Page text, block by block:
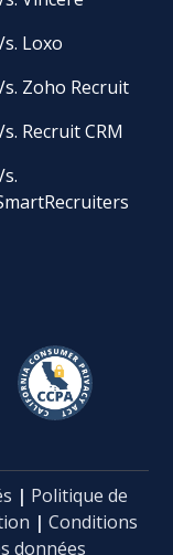
Loxo
Zoho Recruit
Recruit CRM
| Politique de
| Conditions
données